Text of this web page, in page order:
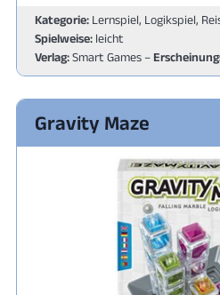
Kategorie: Lernspiel, Logikspiel,
Spielweise: leicht
Verlag:Smart Games –
Gravity Maze